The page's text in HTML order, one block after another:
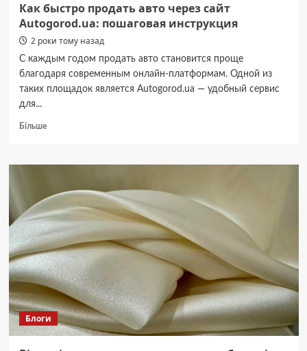
Как быстро продать авто через сайт
Autogorod.ua: пошаговая инструкция
2 роки тому назад
С каждым годом продать авто становится проще
благодаря современным онлайн-платформам. Одной из
таких площадок является Autogorod.ua — удобный сервис
для...
БільшеДокладніше
быстро
через
сайт
Autogorod.ua:
пошаговая
инструкция
Блоги